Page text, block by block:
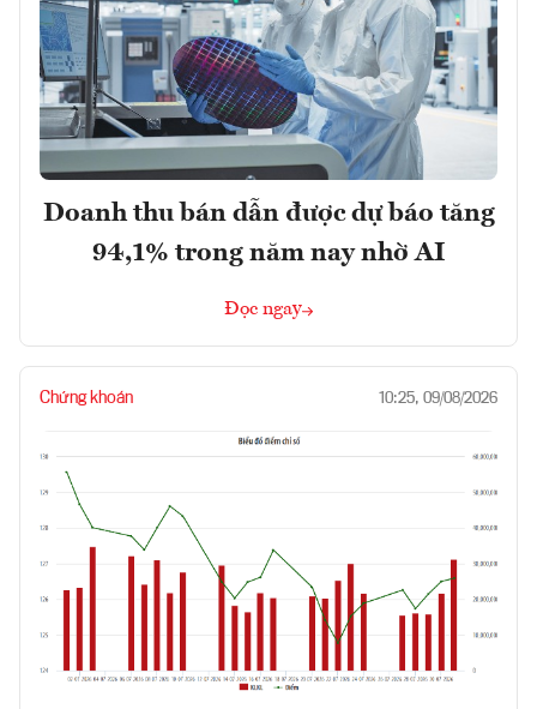
Doanh thu bán dẫn được dự báo tăng
94,1% trong năm nay nhờ AI
Đọc ngay
Chứng khoán 10:25, 09/08/2026